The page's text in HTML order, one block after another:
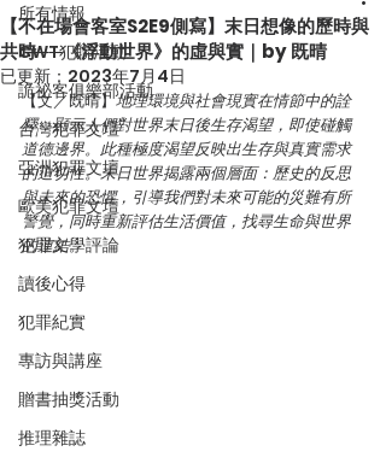
所有情報
CWT犯聯活動
詭祕客俱樂部活動
台灣犯罪文壇
亞洲犯罪文壇
歐美犯罪文壇
犯罪文學評論
讀後心得
犯罪紀實
專訪與講座
贈書抽獎活動
推理雜誌
【不在場會客室S2E9側寫】末日想像的歷時與
共時──《浮動世界》的虛與實｜by 既晴
已更新： 2023年7月4日
【文／既晴】地理環境與社會現實在情節中的詮
釋，顯示人們對世界末日後生存渴望，即使碰觸
道德邊界。此種極度渴望反映出生存與真實需求
的迫切性。末日世界揭露兩個層面：歷史的反思
與未來的恐懼，引導我們對未來可能的災難有所
警覺，同時重新評估生活價值，找尋生命與世界
的連結。